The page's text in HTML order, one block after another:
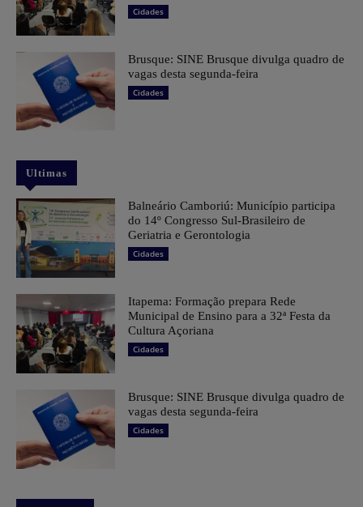
Cidades
Brusque: SINE Brusque divulga quadro de
vagas desta segunda-feira
Cidades
Ultimas
Balneário Camboriú: Município participa
do 14º Congresso Sul-Brasileiro de
Geriatria e Gerontologia
Cidades
Itapema: Formação prepara Rede
Municipal de Ensino para a 32ª Festa da
Cultura Açoriana
Cidades
Brusque: SINE Brusque divulga quadro de
vagas desta segunda-feira
Cidades